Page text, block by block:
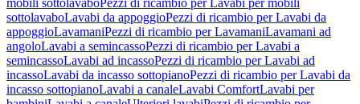
mobili sottolavaboPezzi di ricambio per Lavabi per mobili
sottolavaboLavabi da appoggioPezzi di ricambio per Lavabi da
appoggioLavamaniPezzi di ricambio per LavamaniLavamani ad
angoloLavabi a semincassoPezzi di ricambio per Lavabi a
semincassoLavabi ad incassoPezzi di ricambio per Lavabi ad
incassoLavabi da incasso sottopianoPezzi di ricambio per Lavabi da
incasso sottopianoLavabi a canaleLavabi ComfortLavabi per